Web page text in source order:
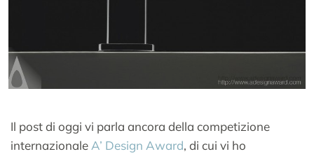
Il post di oggi vi parla ancora della competizione
internazionaleA’ Design Award, di cui vi ho